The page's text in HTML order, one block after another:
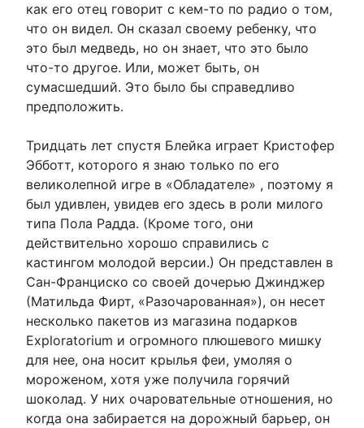
как его отец говорит с кем-то по радио о том,
что он видел. Он сказал своему ребенку, что
это был медведь, но он знает, что это было
что-то другое. Или, может быть, он
сумасшедший. Это было бы справедливо
предположить.
Тридцать лет спустя Блейка играет Кристофер
Эбботт, которого я знаю только по его
великолепной игре в «Обладателе» , поэтому я
был удивлен, увидев его здесь в роли милого
типа Пола Радда. (Кроме того, они
действительно хорошо справились с
кастингом молодой версии.) Он представлен в
Сан-Франциско со своей дочерью Джинджер
(Матильда Фирт, «Разочарованная»), он несет
несколько пакетов из магазина подарков
Exploratorium и огромного плюшевого мишку
для нее, она носит крылья феи, умоляя о
мороженом, хотя уже получила горячий
шоколад. У них очаровательные отношения, но
когда она забирается на дорожный барьер, он